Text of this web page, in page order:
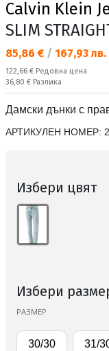
Calvin Klein
SLIM
Текуща цена:
85,86 € / 167,93 лв.
Редовна цена:
122,66 € Редовна цена
Спестявате:
36,80 € Разлика
Дамски дънки с
АРТИКУЛЕН НОМЕР:
Избери цвят
Избери
РАЗМЕР
30/30 31/